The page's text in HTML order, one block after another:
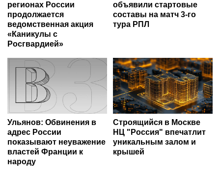
регионах России
продолжается
ведомственная акция
«Каникулы с
Росгвардией»
объявили стартовые
составы на матч 3-го
тура РПЛ
Ульянов: Обвинения в
адрес России
показывают неуважение
властей Франции к
народу
Строящийся в Москве
НЦ "Россия" впечатлит
уникальным залом и
крышей